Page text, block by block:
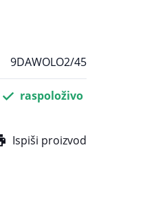
9DAWOLO2/45
raspoloživo
Ispiši proizvod